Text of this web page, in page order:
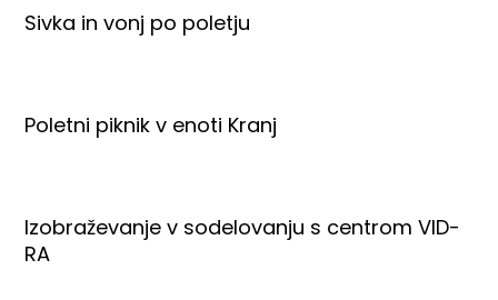
Sivka in vonj po poletju
Poletni piknik v enoti Kranj
Izobraževanje v sodelovanju s centrom VID-
RA